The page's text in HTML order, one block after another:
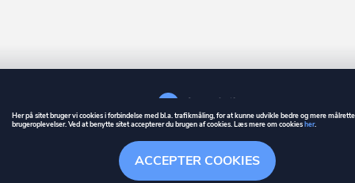
GUIDE BETINGELSER
er et registreret varemærke tilhørende ownr ApS – CVR nr.: 36 40 88
Stationsparken 26. 2., 2600 Glostrup, info@ownr.dk
ACCEPTER COOKIES
Her på sitet bruger vi cookies i forbindelse med bl.a. trafikmåling, for at kunne udvikle bedre og mere
brugeroplevelser. Ved at benytte sitet accepterer du brugen af cookies. Læs mere om cookiesher.